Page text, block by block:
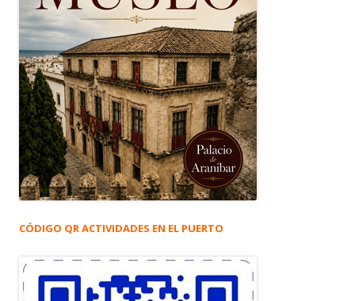
CÓDIGO QR ACTIVIDADES EN EL PUERTO